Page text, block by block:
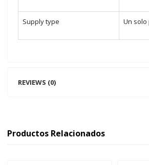
Supply type Un
REVIEWS (0)
Productos Relacionados